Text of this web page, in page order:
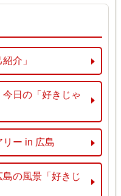
介」
日の「好きじゃ
ー in 広島
の風景「好きじ